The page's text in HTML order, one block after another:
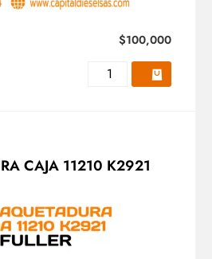
$100,000
CAJA 11210 K2921